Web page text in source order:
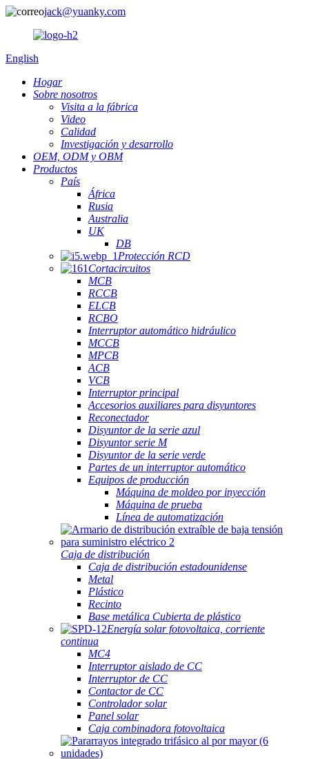
jack@yuanky.com
English
Hogar
Sobre nosotros
Visita a la fábrica
Video
Calidad
Investigación y desarrollo
OEM, ODM y OBM
Productos
País
África
Rusia
Australia
UK
DB
Protección RCD
Cortacircuitos
MCB
RCCB
ELCB
RCBO
Interruptor automático hidráulico
MCCB
MPCB
ACB
VCB
Interruptor principal
Accesorios auxiliares para disyuntores
Reconectador
Disyuntor de la serie azul
Disyuntor serie M
Disyuntor de la serie verde
Partes de un interruptor automático
Equipos de producción
Máquina de moldeo por inyección
Máquina de prueba
Línea de automatización
Caja de distribución
Caja de distribución estadounidense
Metal
Plástico
Recinto
Base metálica Cubierta de plástico
Energía solar fotovoltaica, corriente
continua
MC4
Interruptor aislado de CC
Interruptor de CC
Contactor de CC
Controlador solar
Panel solar
Caja combinadora fotovoltaica